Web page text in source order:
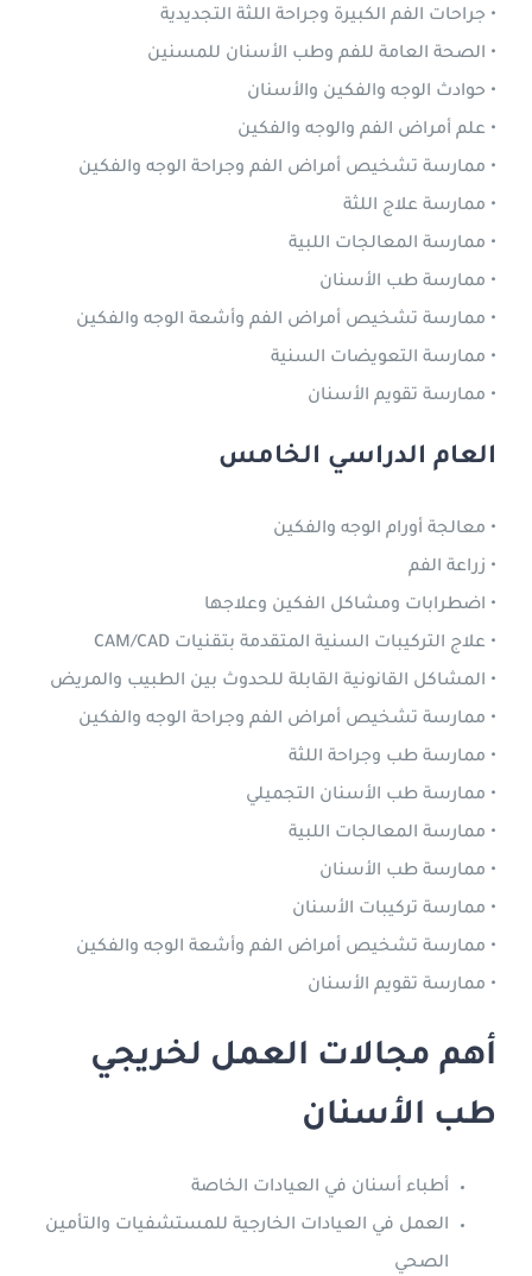
• جراحات الفم الكبيرة وجراحة اللثة التجديدية
• الصحة العامة للفم وطب الأسنان للمسنين
• حوادث الوجه والفكين والأسنان
• علم أمراض الفم والوجه والفكين
• ممارسة تشخيص أمراض الفم وجراحة الوجه والفكين
• ممارسة علاج اللثة
• ممارسة المعالجات اللبية
• ممارسة طب الأسنان
• ممارسة تشخيص أمراض الفم وأشعة الوجه والفكين
• ممارسة التعويضات السنية
• ممارسة تقويم الأسنان
العام الدراسي الخامس
• معالجة أورام الوجه والفكين
• زراعة الفم
• اضطرابات ومشاكل الفكين وعلاجها
• علاج التركيبات السنية المتقدمة بتقنيات CAM/CAD
• المشاكل القانونية القابلة للحدوث بين الطبيب والمريض
• ممارسة تشخيص أمراض الفم وجراحة الوجه والفكين
• ممارسة طب وجراحة اللثة
• ممارسة طب الأسنان التجميلي
• ممارسة المعالجات اللبية
• ممارسة طب الأسنان
• ممارسة تركيبات الأسنان
• ممارسة تشخيص أمراض الفم وأشعة الوجه والفكين
• ممارسة تقويم الأسنان
أهم مجالات العمل لخريجي
طب الأسنان
أطباء أسنان في العيادات الخاصة
العمل في العيادات الخارجية للمستشفيات والتأمين
الصحي